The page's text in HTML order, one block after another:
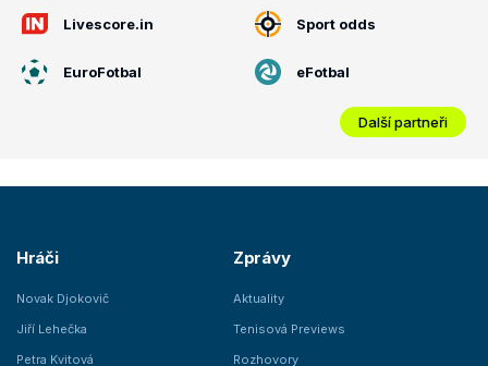
Livescore.in Sport odds
EuroFotbal eFotbal
Další partneři
Hráči
Novak Djokovič
Jiří Lehečka
Petra Kvitová
Zprávy
Aktuality
Tenisová Previews
Rozhovory